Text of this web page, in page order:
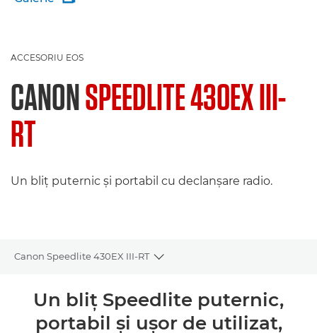
ACCESORIU EOS
CANONSPEEDLITE 430EX III-
RT
Un bliţ puternic şi portabil cu declanşare radio.
Canon Speedlite 430EX III-RT
Toggle breadcrumbs
Prezentare generală
Specificaţii
Un bliţ Speedlite puternic,
portabil şi uşor de utilizat,